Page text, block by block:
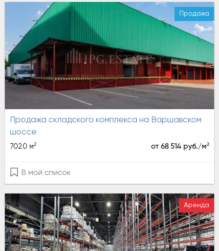
Продажа
шоссе
7020 м2 от 68 514 руб./м2
В мой список
Аренда